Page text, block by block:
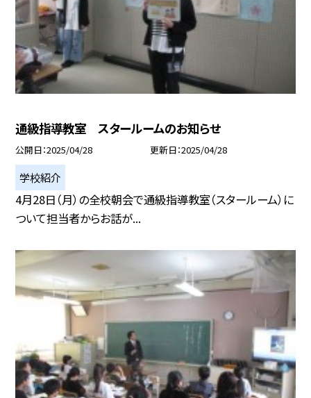
通級指導教室 スタールームのお知らせ
公開日 2025/04/28 更新日 2025/04/28
学校紹介
4月28日（月）の全校朝会で通級指導教室（スタールーム）に
ついて担当者からお話が...